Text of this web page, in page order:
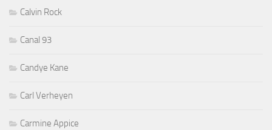
Calvin Rock
Canal 93
Candye Kane
Carl Verheyen
Carmine Appice